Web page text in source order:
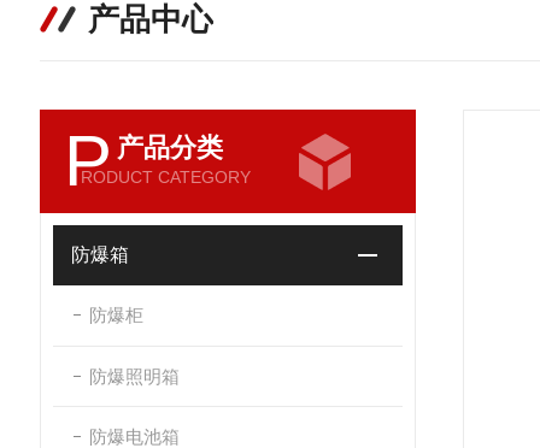
产品中心
P 产品分类
RODUCT CATEGORY
防爆箱
防爆柜
防爆照明箱
防爆电池箱